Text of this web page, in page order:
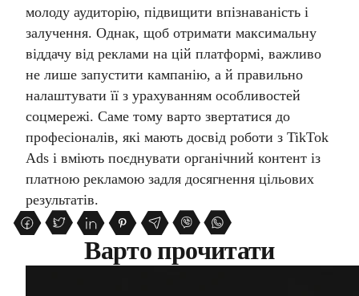
молоду аудиторію, підвищити впізнаваність і
залучення. Однак, щоб отримати максимальну
віддачу від реклами на цій платформі, важливо
не лише запустити кампанію, а й правильно
налаштувати її з урахуванням особливостей
соцмережі. Саме тому варто звертатися до
професіоналів, які мають досвід роботи з TikTok
Ads і вміють поєднувати органічний контент із
платною рекламою задля досягнення цільових
результатів.
Варто прочитати